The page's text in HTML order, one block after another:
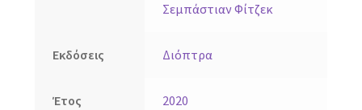
Σεμπάστιαν Φίτζεκ
Εκδόσεις Διόπτρα
Έτος
2020